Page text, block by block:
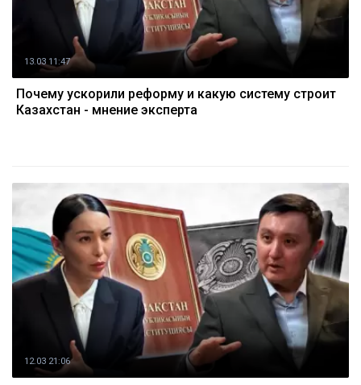
13.03 11:47
Почему ускорили реформу и какую систему строит
Казахстан - мнение эксперта
12.03 21:06